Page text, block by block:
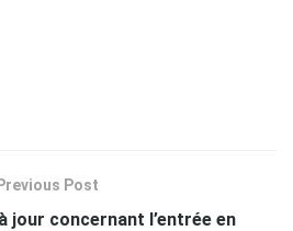
Previous Post
jour concernant l’entrée en